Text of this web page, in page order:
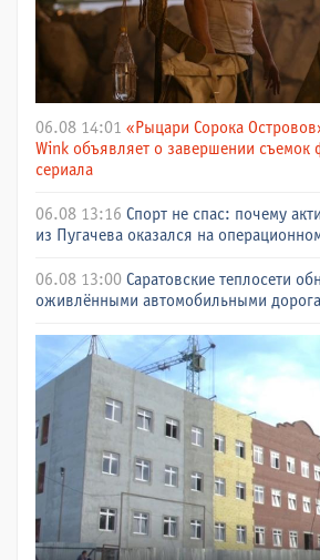
06.08 14:01 «Рыцари Сорока
Wink объявляет о завершении съемок
сериала
06.08 13:16 Спорт не спас: почему
из Пугачева оказался на
06.08 13:00 Саратовские теплосети
оживлёнными автомобильными